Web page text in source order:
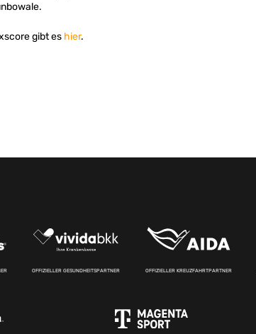
gibt es hier.
OFFIZIELLER GESUNDHEITSPARTNER OFFIZIELLER KREUZFAHRTPARTNER